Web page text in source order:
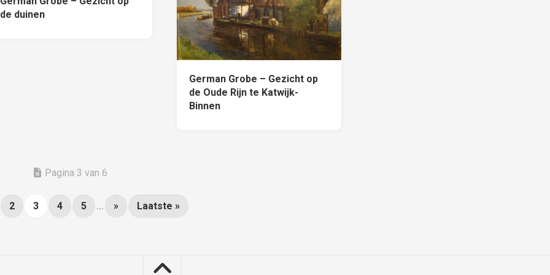
de duinen
German Grobe – Gezicht op
de Oude Rijn te Katwijk-
Binnen
Pagina 3 van 6
2 3 4 5 ... » Laatste »